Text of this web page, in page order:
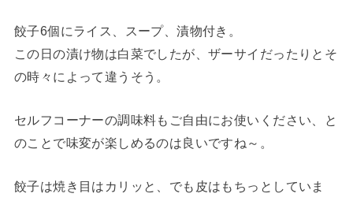
餃子6個にライス、スープ、漬物付き。
この日の漬け物は白菜でしたが、ザーサイだったりとそ
の時々によって違うそう。
セルフコーナーの調味料もご自由にお使いください、と
のことで味変が楽しめるのは良いですね～。
餃子は焼き目はカリッと、でも皮はもちっとしていま